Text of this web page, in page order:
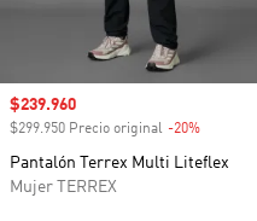
Precio de venta
$239.960
$299.950 Precio original -20%
Pantalón Terrex Multi Liteflex
Mujer TERREX